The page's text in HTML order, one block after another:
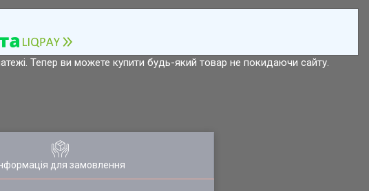
Тепер ви можете купити будь-який товар не покидаючи сайту.
для замовлення